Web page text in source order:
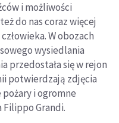
i możliwości
do nas coraz więcej
W obozach
wysiedlania
przedostała się w rejon
potwierdzają zdjęcia
i ogromne
Filippo Grandi.